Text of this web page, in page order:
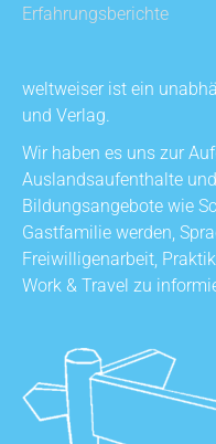
Erfahrungsberichte
weltweiser ist ein
und Verlag.
Wir haben es uns zur
Auslandsaufenthalte
Bildungsangebote wie
Gastfamilie werden,
Freiwilligenarbeit,
Work & Travel zu